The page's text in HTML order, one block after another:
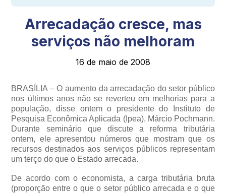
Arrecadação cresce, mas
serviços não melhoram
16 de maio de 2008
BRASÍLIA – O aumento da arrecadação do setor público
nos últimos anos não se reverteu em melhorias para a
população, disse ontem o presidente do Instituto de
Pesquisa Econômica Aplicada (Ipea), Márcio Pochmann.
Durante seminário que discute a reforma tributária
ontem, ele apresentou números que mostram que os
recursos destinados aos serviços públicos representam
um terço do que o Estado arrecada.
De acordo com o economista, a carga tributária bruta
(proporção entre o que o setor público arrecada e o que